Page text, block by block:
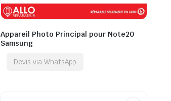
Appareil Photo Principal pour Note20
Samsung
Devis via WhatsApp